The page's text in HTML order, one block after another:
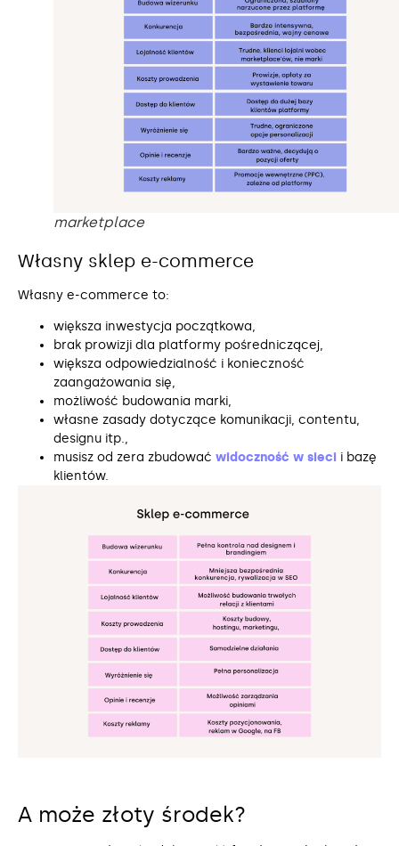
marketplace
Własny sklep e-commerce
Własny e-commerce to:
większa inwestycja początkowa,
brak prowizji dla platformy pośredniczącej,
większa odpowiedzialność i konieczność
zaangażowania się,
możliwość budowania marki,
własne zasady dotyczące komunikacji, contentu,
designu itp.,
musisz od zera zbudować widoczność w sieci i bazę
klientów.
A może złoty środek?